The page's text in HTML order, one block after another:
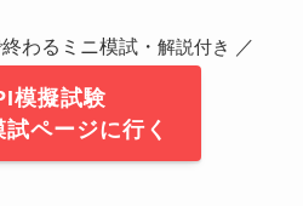
わるミニ模試・ 解説付き ／
模擬試験
ページに行く